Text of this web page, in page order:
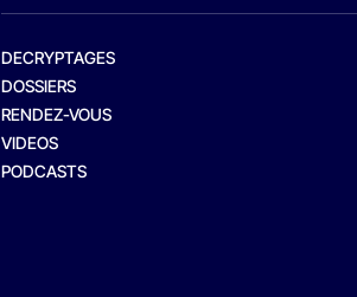
DECRYPTAGES
DOSSIERS
RENDEZ-VOUS
VIDEOS
PODCASTS